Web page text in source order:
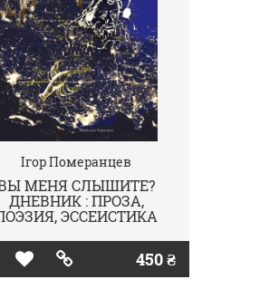
Ігор Померанцев
МЕНЯ СЛЫШИТЕ?
ДНЕВНИК : ПРОЗА,
ЭССЕИСТИКА
450 ₴